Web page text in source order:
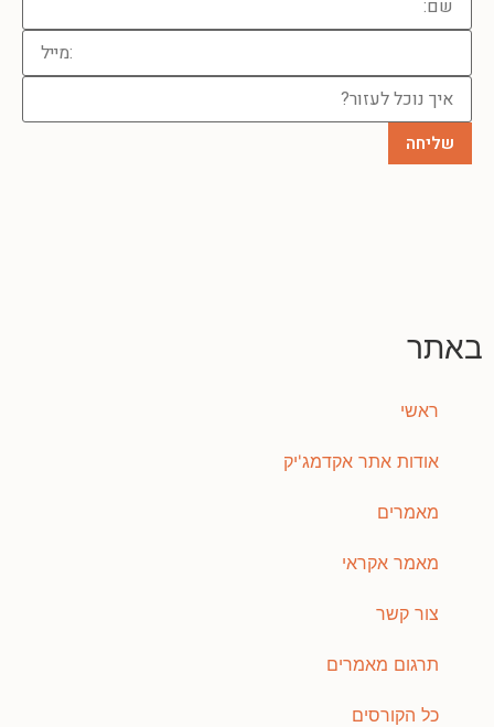
באתר
ראשי
אודות אתר אקדמג'יק
מאמרים
מאמר אקראי
צור קשר
תרגום מאמרים
כל הקורסים